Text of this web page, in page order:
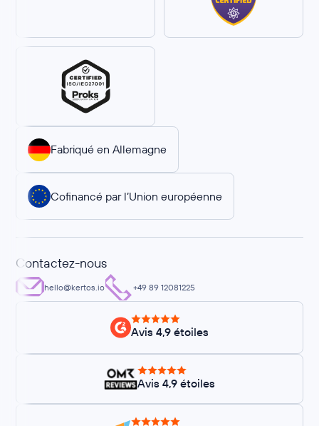
Fabriqué en Allemagne
Cofinancé par l’Union européenne
Contactez-nous
hello@kertos.io +49 89 12081225
Avis 4,9 étoiles
Avis 4,9 étoiles